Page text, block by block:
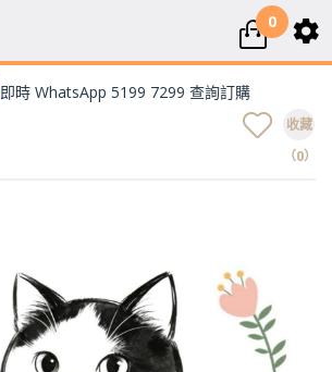
即時 WhatsApp 5199 7299 查詢訂購
0
收藏
（0）